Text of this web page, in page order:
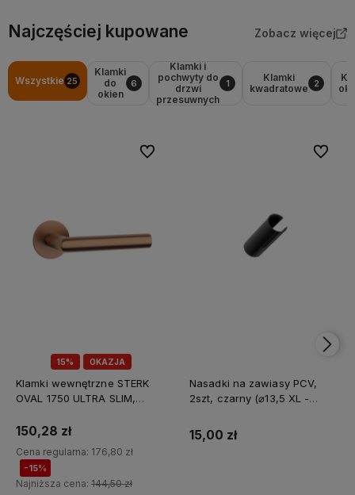
Najczęściej kupowane Zobacz więcej
Wszystkie 25
Klamki
do
okien
6
Klamki i
pochwyty do
drzwi
przesuwnych
1
Klamki
kwadratowe
2
15% OKAZJA
Klamki wewnętrzne STERK
OVAL 1750 ULTRA SLIM,
150,28 zł
Cena regularna: 176,80 zł
-15%
Najniższa cena: 144,50 zł
Do ulubionych
Nasadki na zawiasy PCV,
2szt, czarny (⌀13,5 XL -
15,00 zł
Do